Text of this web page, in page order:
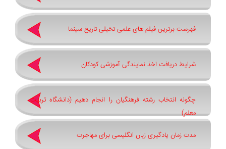
فهرست برترین فیلم های علمی تخیلی تاریخ سینما
شرایط دریافت اخذ نمایندگی آموزشی کودکان
چگونه انتخاب رشته فرهنگیان را انجام دهیم (دانشگاه تربیت
معلم)
مدت زمان یادگیری زبان انگلیسی برای مهاجرت